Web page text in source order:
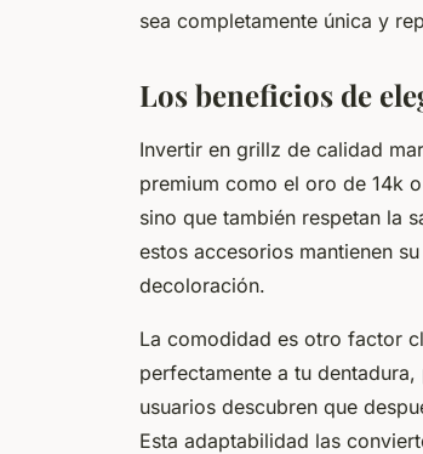
sea completamente única y
Los beneficios de
Invertir en grillz de calidad
premium como el oro de 14k
sino que también respetan la
estos accesorios mantienen
decoloración.
La comodidad es otro factor
perfectamente a tu
usuarios descubren que
Esta adaptabilidad las